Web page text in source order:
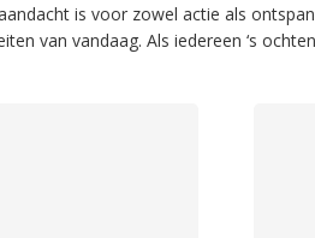
is voor zowel actie als
van vandaag. Als iedereen ‘s